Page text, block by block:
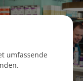
umfassende